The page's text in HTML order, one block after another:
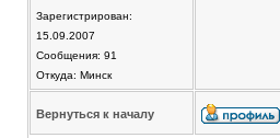
Зарегистрирован:
15.09.2007
Сообщения: 91
Откуда: Минск
Вернуться к началу